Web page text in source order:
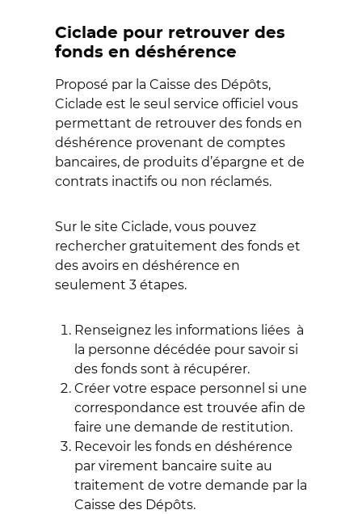
Ciclade pour retrouver des
fonds en déshérence
Proposé par la Caisse des Dépôts,
Ciclade est le seul service officiel vous
permettant de retrouver des fonds en
déshérence provenant de comptes
bancaires, de produits d’épargne et de
contrats inactifs ou non réclamés.
Sur le site Ciclade, vous pouvez
rechercher gratuitement des fonds et
des avoirs en déshérence en
seulement 3 étapes.
Renseignez les informations liées à
la personne décédée pour savoir si
des fonds sont à récupérer.
Créer votre espace personnel si une
correspondance est trouvée afin de
faire une demande de restitution.
Recevoir les fonds en déshérence
par virement bancaire suite au
traitement de votre demande par la
Caisse des Dépôts.